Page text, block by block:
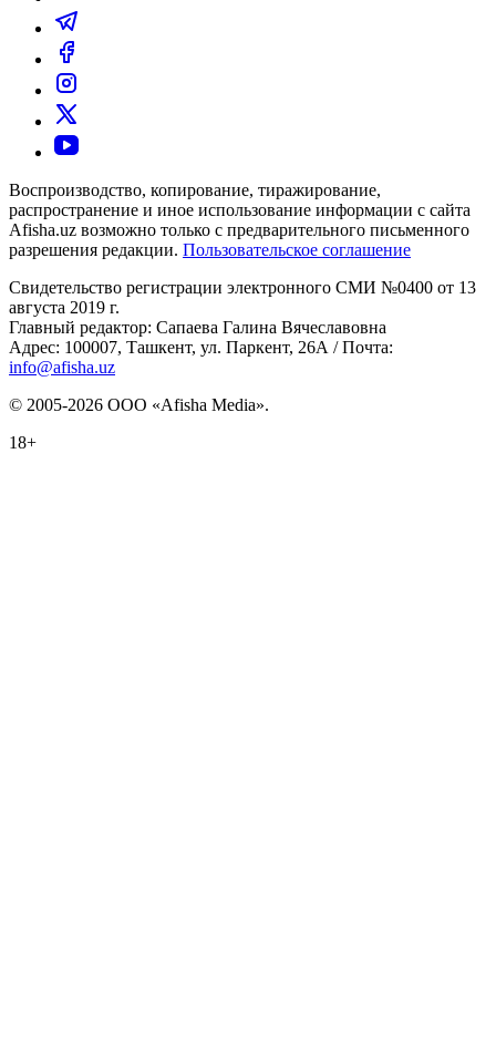
Воспроизводство, копирование, тиражирование,
распространение и иное использование информации с сайта
Afisha.uz возможно только с предварительного письменного
разрешения редакции. Пользовательское соглашение
Свидетельство регистрации электронного СМИ №0400 от 13
августа 2019 г.
Главный редактор: Сапаева Галина Вячеславовна
Адрес: 100007, Ташкент, ул. Паркент, 26А / Почта:
info@afisha.uz
© 2005-2026 ООО «Afisha Media».
18+